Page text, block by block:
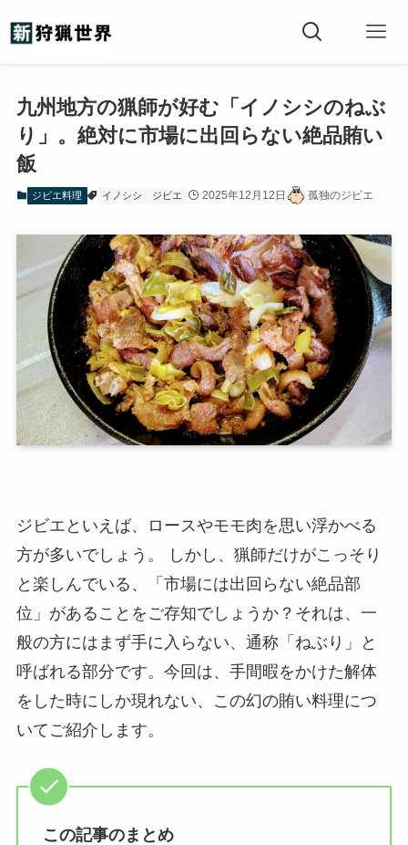
九州地方の猟師が好む「イノシシのねぶ
り」。絶対に市場に出回らない絶品賄い
飯
ジビエ料理 イノシシ ジビエ 2025年12月12日 孤独のジビエ
ジビエといえば、ロースやモモ肉を思い浮かべる
方が多いでしょう。 しかし、猟師だけがこっそり
と楽しんでいる、「市場には出回らない絶品部
位」があることをご存知でしょうか？それは、一
般の方にはまず手に入らない、通称「ねぶり」と
呼ばれる部分です。今回は、手間暇をかけた解体
をした時にしか現れない、この幻の賄い料理につ
いてご紹介します。
この記事のまとめ